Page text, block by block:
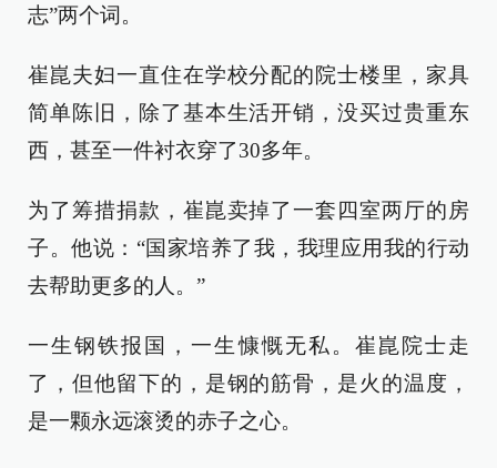
志”两个词。
崔崑夫妇一直住在学校分配的院士楼里，家具
简单陈旧，除了基本生活开销，没买过贵重东
西，甚至一件衬衣穿了30多年。
为了筹措捐款，崔崑卖掉了一套四室两厅的房
子。他说：“国家培养了我，我理应用我的行动
去帮助更多的人。”
一生钢铁报国，一生慷慨无私。崔崑院士走
了，但他留下的，是钢的筋骨，是火的温度，
是一颗永远滚烫的赤子之心。